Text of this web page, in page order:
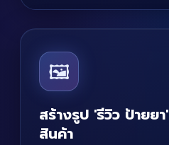
🖼️
สร้างรูป 'รีวิว ป้ายยา'
สินค้า